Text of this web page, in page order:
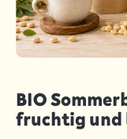
BIO
fruchtig und